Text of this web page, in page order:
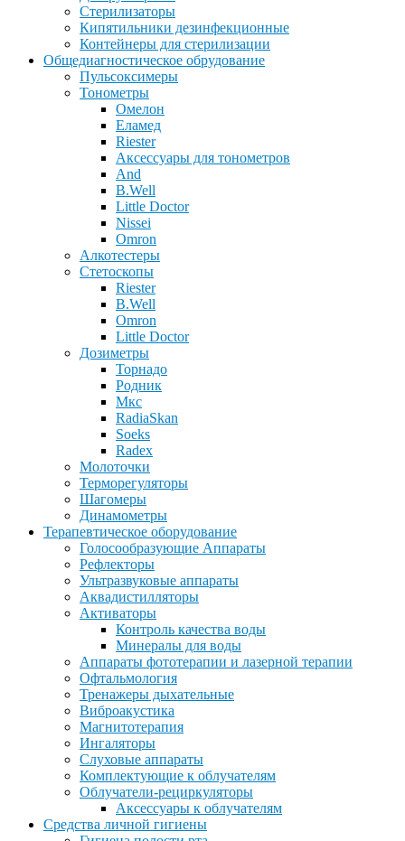
Стерилизаторы
Кипятильники дезинфекционные
Контейнеры для стерилизации
Общедиагностическое обрудование
Пульсоксимеры
Тонометры
Омелон
Еламед
Riester
Аксессуары для тонометров
And
B.Well
Little Doctor
Nissei
Omron
Алкотестеры
Стетоскопы
Riester
B.Well
Omron
Little Doctor
Дозиметры
Торнадо
Родник
Мкс
RadiaSkan
Soeks
Radex
Молоточки
Терморегуляторы
Шагомеры
Динамометры
Терапевтическое оборудование
Голосообразующие Аппараты
Рефлекторы
Ультразвуковые аппараты
Аквадистилляторы
Активаторы
Контроль качества воды
Минералы для воды
Аппараты фототерапии и лазерной терапии
Офтальмология
Тренажеры дыхательные
Виброакустика
Магнитотерапия
Ингаляторы
Слуховые аппараты
Комплектующие к облучателям
Облучатели-рециркуляторы
Аксессуары к облучателям
Средства личной гигиены